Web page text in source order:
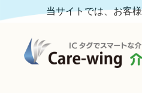
当サイトでは、お客